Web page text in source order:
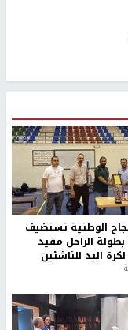
الوطنية تستضيف
الراحل مفيد
اليد للناشئين